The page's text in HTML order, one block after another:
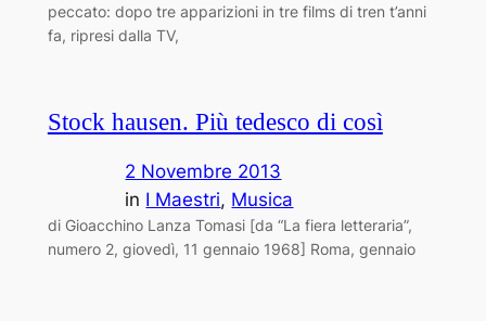
peccato: dopo tre apparizioni in tre films di tren ­t’anni
fa, ripresi dalla TV,
Stock ­hausen. Più tedesco di così
2 Novembre 2013
in I Maestri, Musica
di Gioacchino Lanza Tomasi [da “La fiera letteraria”,
numero 2, giovedì, 11 gennaio 1968] Roma, gennaio